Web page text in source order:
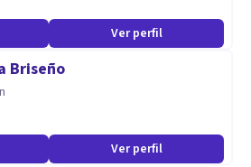
Ver perfil
Briseño
Ver perfil